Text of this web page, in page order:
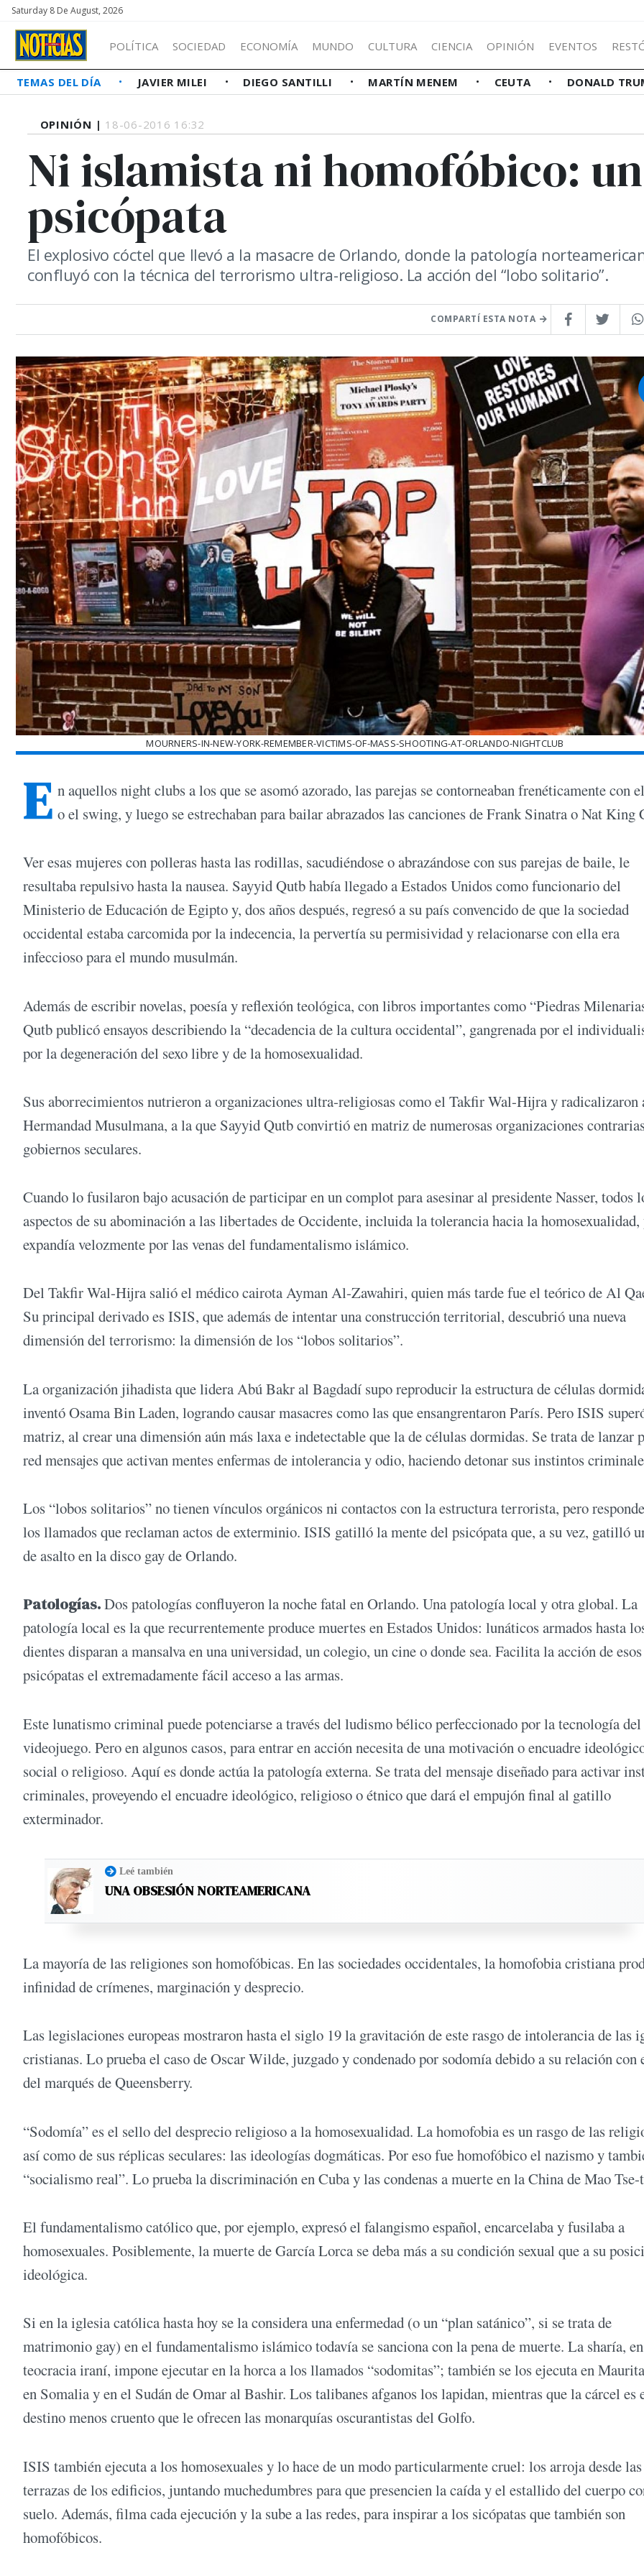
Saturday 8 De August, 2026
POLÍTICA SOCIEDAD ECONOMÍA MUNDO CULTURA CIENCIA OPINIÓN EVENTOS
TEMAS DEL DÍA JAVIER MILEI DIEGO SANTILLI MARTÍN MENEM CEUTA DONALD
OPINIÓN | 18-06-2016 16:32
Ni islamista ni homofóbico: un
psicópata
El explosivo cóctel que llevó a la masacre de Orlando, donde la patología
confluyó con la técnica del terrorismo ultra-religioso. La acción del “lobo solitario”.
COMPARTÍ ESTA NOTA
MOURNERS-IN-NEW-YORK-REMEMBER-VICTIMS-OF-MASS-SHOOTING-AT-ORLANDO-NIGHTCLUB
E n aquellos night clubs a los que se asomó azorado, las parejas se contorneaban frenéticamente con
o el swing, y luego se estrechaban para bailar abrazados las canciones de Frank Sinatra o Nat King
Ver esas mujeres con polleras hasta las rodillas, sacudiéndose o abrazándose con sus parejas de baile, le
resultaba repulsivo hasta la nausea. Sayyid Qutb había llegado a Estados Unidos como funcionario del
Ministerio de Educación de Egipto y, dos años después, regresó a su país convencido de que la sociedad
occidental estaba carcomida por la indecencia, la pervertía su permisividad y relacionarse con ella era
infeccioso para el mundo musulmán.
Además de escribir novelas, poesía y reflexión teológica, con libros importantes como “Piedras
Qutb publicó ensayos describiendo la “decadencia de la cultura occidental”, gangrenada por el
por la degeneración del sexo libre y de la homosexualidad.
Sus aborrecimientos nutrieron a organizaciones ultra-religiosas como el Takfir Wal-Hijra y radicalizaron
Hermandad Musulmana, a la que Sayyid Qutb convirtió en matriz de numerosas organizaciones
gobiernos seculares.
Cuando lo fusilaron bajo acusación de participar en un complot para asesinar al presidente Nasser, todos
aspectos de su abominación a las libertades de Occidente, incluida la tolerancia hacia la homosexualidad,
expandía velozmente por las venas del fundamentalismo islámico.
Del Takfir Wal-Hijra salió el médico cairota Ayman Al-Zawahiri, quien más tarde fue el teórico de Al
Su principal derivado es ISIS, que además de intentar una construcción territorial, descubrió una nueva
dimensión del terrorismo: la dimensión de los “lobos solitarios”.
La organización jihadista que lidera Abú Bakr al Bagdadí supo reproducir la estructura de células
inventó Osama Bin Laden, logrando causar masacres como las que ensangrentaron París. Pero ISIS
matriz, al crear una dimensión aún más laxa e indetectable que la de células dormidas. Se trata de lanzar
red mensajes que activan mentes enfermas de intolerancia y odio, haciendo detonar sus instintos
Los “lobos solitarios” no tienen vínculos orgánicos ni contactos con la estructura terrorista, pero
los llamados que reclaman actos de exterminio. ISIS gatilló la mente del psicópata que, a su vez, gatilló
de asalto en la disco gay de Orlando.
Patologías.Dos patologías confluyeron la noche fatal en Orlando. Una patología local y otra global. La
patología local es la que recurrentemente produce muertes en Estados Unidos: lunáticos armados hasta
dientes disparan a mansalva en una universidad, un colegio, un cine o donde sea. Facilita la acción de esos
psicópatas el extremadamente fácil acceso a las armas.
Este lunatismo criminal puede potenciarse a través del ludismo bélico perfeccionado por la tecnología del
videojuego. Pero en algunos casos, para entrar en acción necesita de una motivación o encuadre
social o religioso. Aquí es donde actúa la patología externa. Se trata del mensaje diseñado para activar
criminales, proveyendo el encuadre ideológico, religioso o étnico que dará el empujón final al gatillo
exterminador.
Leé también
UNA OBSESIÓN NORTEAMERICANA
La mayoría de las religiones son homofóbicas. En las sociedades occidentales, la homofobia cristiana
infinidad de crímenes, marginación y desprecio.
Las legislaciones europeas mostraron hasta el siglo 19 la gravitación de este rasgo de intolerancia de las
cristianas. Lo prueba el caso de Oscar Wilde, juzgado y condenado por sodomía debido a su relación con
del marqués de Queensberry.
“Sodomía” es el sello del desprecio religioso a la homosexualidad. La homofobia es un rasgo de las
así como de sus réplicas seculares: las ideologías dogmáticas. Por eso fue homofóbico el nazismo y
“socialismo real”. Lo prueba la discriminación en Cuba y las condenas a muerte en la China de Mao Tse-
El fundamentalismo católico que, por ejemplo, expresó el falangismo español, encarcelaba y fusilaba a
homosexuales. Posiblemente, la muerte de García Lorca se deba más a su condición sexual que a su
ideológica.
Si en la iglesia católica hasta hoy se la considera una enfermedad (o un “plan satánico”, si se trata de
matrimonio gay) en el fundamentalismo islámico todavía se sanciona con la pena de muerte. La sharía,
teocracia iraní, impone ejecutar en la horca a los llamados “sodomitas”; también se los ejecuta en
en Somalia y en el Sudán de Omar al Bashir. Los talibanes afganos los lapidan, mientras que la cárcel es
destino menos cruento que le ofrecen las monarquías oscurantistas del Golfo.
ISIS también ejecuta a los homosexuales y lo hace de un modo particularmente cruel: los arroja desde las
terrazas de los edificios, juntando muchedumbres para que presencien la caída y el estallido del cuerpo
suelo. Además, filma cada ejecución y la sube a las redes, para inspirar a los sicópatas que también son
homofóbicos.